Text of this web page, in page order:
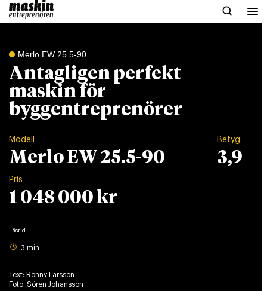
Merlo EW 25.5-90
Antagligen perfekt
maskin för
byggentreprenörer
Modell
Merlo EW 25.5-90
Betyg
3,9
Pris
1 048 000 kr
Lästid
3 min
Text: Ronny Larsson
Foto: Sören Johansson